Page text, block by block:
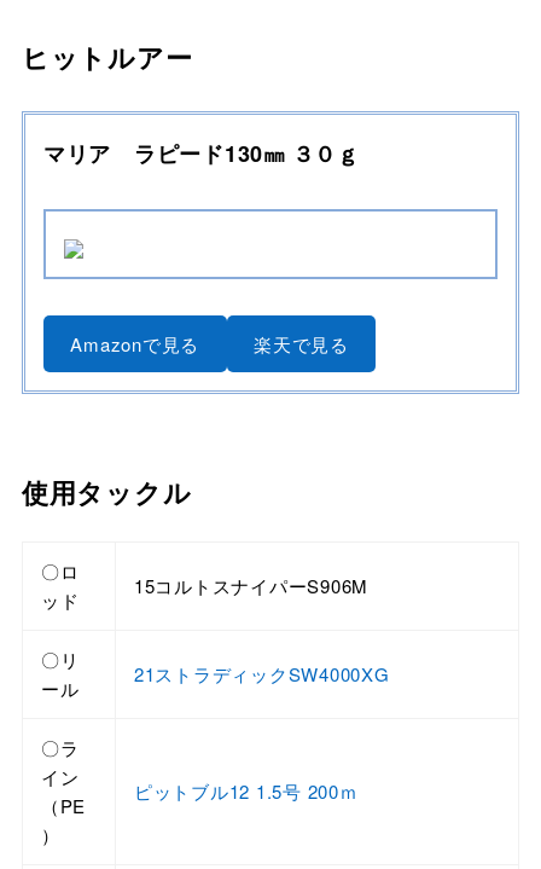
ヒットルアー
マリア ラピード130㎜ ３０ｇ
Amazonで見る 楽天で見る
使用タックル
〇ロ
ッド
15コルトスナイパーS906M
〇リ
ール
21ストラディックSW4000XG
〇ラ
イン
（PE
）
ピットブル12 1.5号 200ｍ